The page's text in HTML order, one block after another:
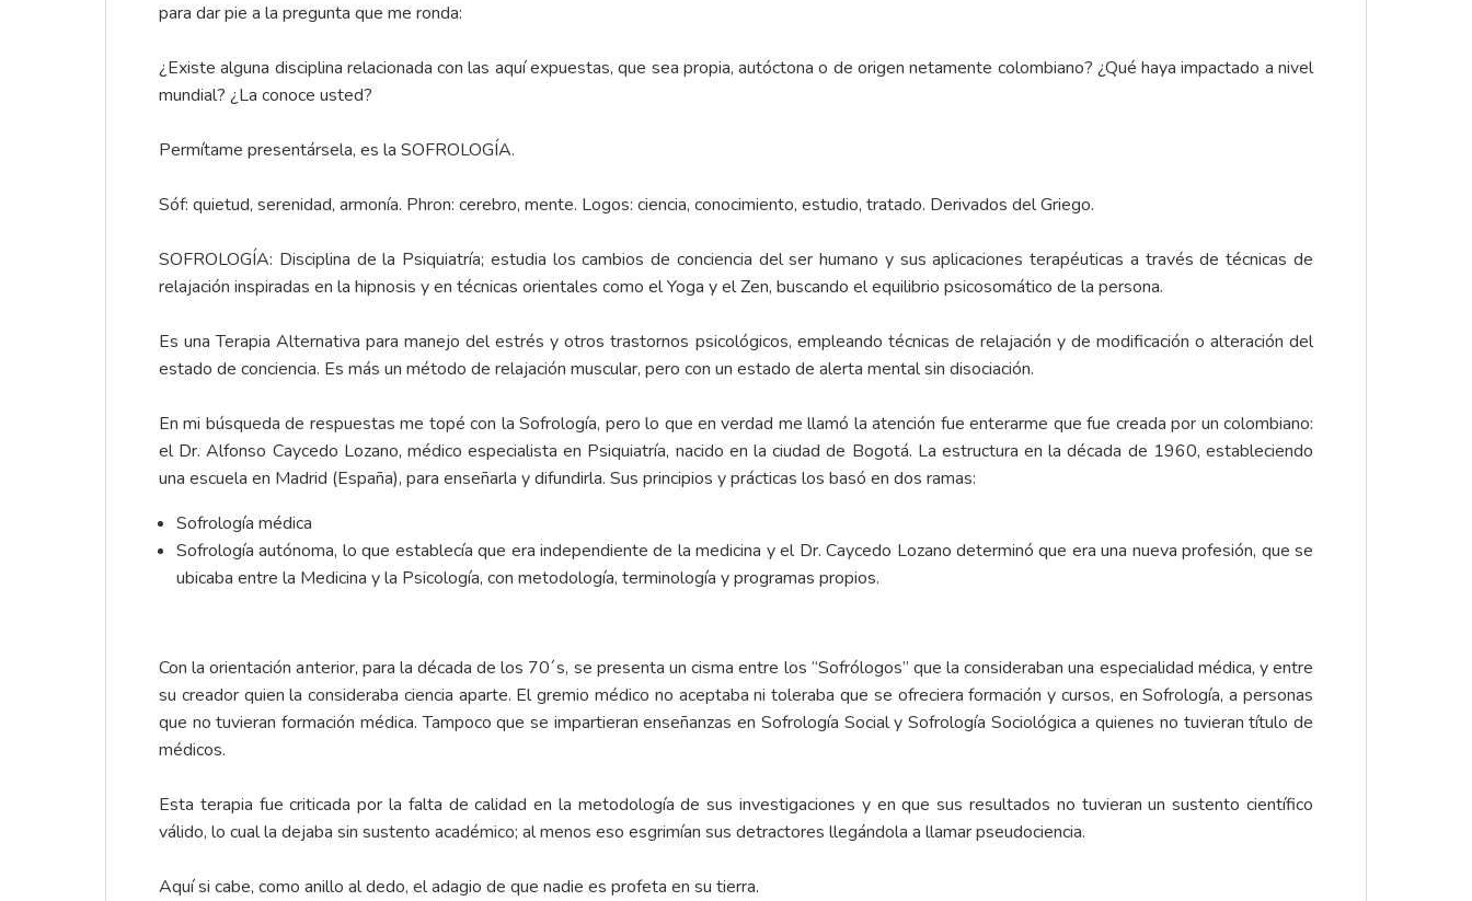
para dar pie a la pregunta que me ronda:
¿Existe alguna disciplina relacionada con las aquí expuestas, que sea propia, autóctona o de origen netamente colombiano? ¿Qué haya impactado a nivel
mundial? ¿La conoce usted?
Permítame presentársela, es la SOFROLOGÍA.
Sóf: quietud, serenidad, armonía. Phron: cerebro, mente. Logos: ciencia, conocimiento, estudio, tratado. Derivados del Griego.
SOFROLOGÍA: Disciplina de la Psiquiatría; estudia los cambios de conciencia del ser humano y sus aplicaciones terapéuticas a través de técnicas de
relajación inspiradas en la hipnosis y en técnicas orientales como el Yoga y el Zen, buscando el equilibrio psicosomático de la persona.
Es una Terapia Alternativa para manejo del estrés y otros trastornos psicológicos, empleando técnicas de relajación y de modificación o alteración del
estado de conciencia. Es más un método de relajación muscular, pero con un estado de alerta mental sin disociación.
En mi búsqueda de respuestas me topé con la Sofrología, pero lo que en verdad me llamó la atención fue enterarme que fue creada por un colombiano:
el Dr. Alfonso Caycedo Lozano, médico especialista en Psiquiatría, nacido en la ciudad de Bogotá. La estructura en la década de 1960, estableciendo
una escuela en Madrid (España), para enseñarla y difundirla. Sus principios y prácticas los basó en dos ramas:
Sofrología médica
Sofrología autónoma, lo que establecía que era independiente de la medicina y el Dr. Caycedo Lozano determinó que era una nueva profesión, que se
ubicaba entre la Medicina y la Psicología, con metodología, terminología y programas propios.
Con la orientación anterior, para la década de los 70´s, se presenta un cisma entre los “Sofrólogos” que la consideraban una especialidad médica, y entre
su creador quien la consideraba ciencia aparte. El gremio médico no aceptaba ni toleraba que se ofreciera formación y cursos, en Sofrología, a personas
que no tuvieran formación médica. Tampoco que se impartieran enseñanzas en Sofrología Social y Sofrología Sociológica a quienes no tuvieran título de
médicos.
Esta terapia fue criticada por la falta de calidad en la metodología de sus investigaciones y en que sus resultados no tuvieran un sustento científico
válido, lo cual la dejaba sin sustento académico; al menos eso esgrimían sus detractores llegándola a llamar pseudociencia.
Aquí si cabe, como anillo al dedo, el adagio de que nadie es profeta en su tierra.